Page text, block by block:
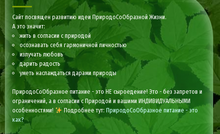
Сайт посвящен развитию идеи ПриродоСоОбразной Жизни.
А это значит:
жить в согласии с природой
осознавать себя гармоничной личностью
излучать любовь
дарить радость
уметь наслаждаться дарами природы
ПриродоСоОбразное питание - это НЕ сыроедение! Это - без запретов и
ограничений, а в согласии с Природой и вашими ИНДИВИДУАЛЬНЫМИ
особенностями!
Подробнее тут: ПриродоСоОбразное питание - это
как?